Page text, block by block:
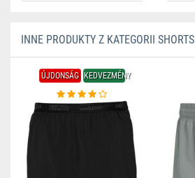
INNE PRODUKTY Z KATEGORII SHORTS
ÚJDONSÁG KEDVEZMÉNY